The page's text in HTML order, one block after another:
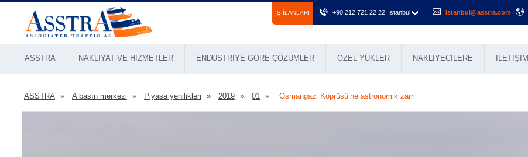
IŞ ILANLARI +90 212 721 22 22 İstanbul istanbul@asstra.com
ASSTRA NAKLIYAT VE HIZMETLER ENDÜSTRIYE GÖRE ÇÖZÜMLER ÖZEL YÜKLER NAKLIYECILERE İLETIŞIM
ASSTRA A basın merkezi Piyasa yenilikleri 2019 01 Osmangazi Köprüsü’ne astronomik zam